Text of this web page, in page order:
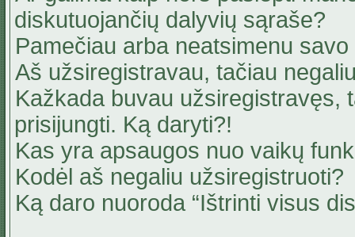
diskutuojančių dalyvių sąraše?
Pamečiau arba neatsimenu
Aš užsiregistravau, tačiau
Kažkada buvau užsiregistravęs,
prisijungti. Ką daryti?!
Kas yra apsaugos nuo vaikų
Kodėl aš negaliu užsiregistruoti?
Ką daro nuoroda “Ištrinti visus